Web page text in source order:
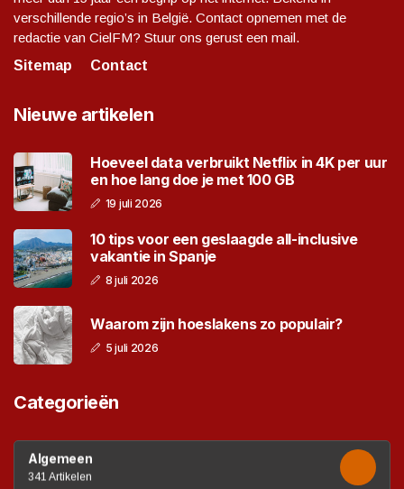
verschillende regio’s in België. Contact opnemen met de
redactie van CielFM? Stuur ons gerust een mail.
Sitemap
Contact
Nieuwe artikelen
Hoeveel data verbruikt Netflix in 4K per uur
en hoe lang doe je met 100 GB
19 juli 2026
10 tips voor een geslaagde all-inclusive
vakantie in Spanje
8 juli 2026
Waarom zijn hoeslakens zo populair?
5 juli 2026
Categorieën
Algemeen
341 Artikelen